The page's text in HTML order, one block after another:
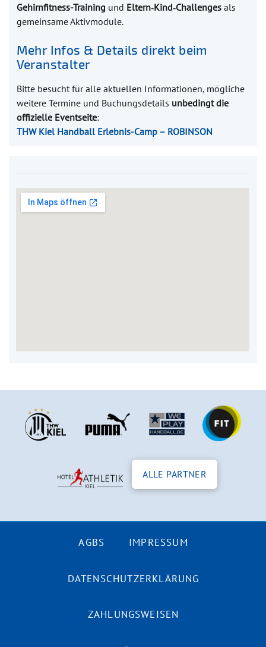
Gehirnfitness-Training und Eltern‑Kind‑Challengesals
gemeinsame Aktivmodule.
Mehr Infos & Details direkt beim
Veranstalter
Bitte besucht für alle aktuellen Informationen, mögliche
weitere Termine und Buchungsdetails unbedingt die
offizielle Eventseite:
THW Kiel Handball Erlebnis-Camp – ROBINSON
ALLE PARTNER
AGBS IMPRESSUM
DATENSCHUTZERKLÄRUNG
ZAHLUNGSWEISEN